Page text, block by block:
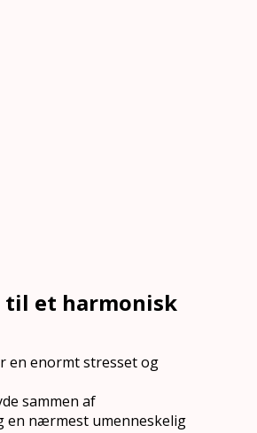
et harmonisk
en enormt stresset og
sammen af
en nærmest umenneskelig